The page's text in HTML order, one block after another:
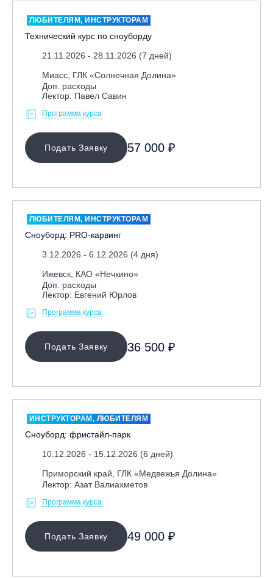
ЛЮБИТЕЛЯМ, ИНСТРУКТОРАМ
Технический курс по сноуборду
21.11.2026 - 28.11.2026 (7 дней)
Миасс, ГЛК «Солнечная Долина»
Доп. расходы
Лектор: Павел Савин
Программа курса
Подать Заявку 57 000 ₽
ЛЮБИТЕЛЯМ, ИНСТРУКТОРАМ
Сноуборд: PRO-карвинг
3.12.2026 - 6.12.2026 (4 дня)
Ижевск, КАО «Нечкино»
Доп. расходы
Лектор: Евгений Юрлов
Программа курса
Подать Заявку 36 500 ₽
ИНСТРУКТОРАМ, ЛЮБИТЕЛЯМ
Сноуборд: фристайл-парк
10.12.2026 - 15.12.2026 (6 дней)
Приморский край, ГЛК «Медвежья Долина»
Лектор: Азат Валиахметов
Программа курса
Подать Заявку 49 000 ₽